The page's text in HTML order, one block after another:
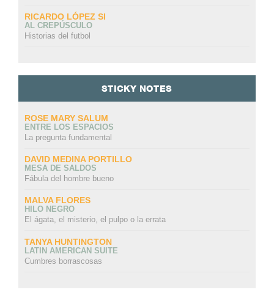
RICARDO LÓPEZ SI
AL CREPÚSCULO
Historias del futbol
STICKY NOTES
ROSE MARY SALUM
ENTRE LOS ESPACIOS
La pregunta fundamental
DAVID MEDINA PORTILLO
MESA DE SALDOS
Fábula del hombre bueno
MALVA FLORES
HILO NEGRO
El ágata, el misterio, el pulpo o la errata
TANYA HUNTINGTON
LATIN AMERICAN SUITE
Cumbres borrascosas